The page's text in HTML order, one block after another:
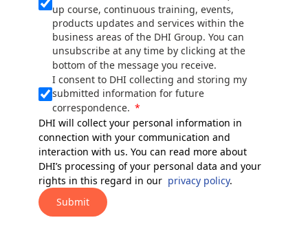
up course, continuous training, events,
products updates and services within the
business areas of the DHI Group. You can
unsubscribe at any time by clicking at the
bottom of the message you receive.
I consent to DHI collecting and storing my
submitted information for future
correspondence.
DHI will collect your personal information in
connection with your communication and
interaction with us. You can read more about
DHI’s processing of your personal data and your
rights in this regard in our privacy policy.
Submit